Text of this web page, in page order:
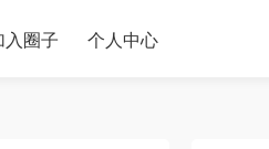
入圈子 个人中心